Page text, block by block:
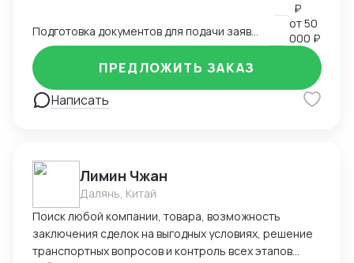
₽
от50
000 ₽
Написать
ПРЕДЛОЖИТЬ ЗАКАЗ
Лимин Чжан
Далянь, Китай
Поиск любой компании, товара, возможность
заключения сделок на выгодных условиях, решение
транспортных вопросов и контроль всех этапов